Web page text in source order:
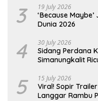
3 19 July 2026
‘Because
Dunia 2026
4 30 July 2026
Sidang Perdana
Simanungkalit
5 15 July 2026
Viral! Sopir
Langgar Rambu